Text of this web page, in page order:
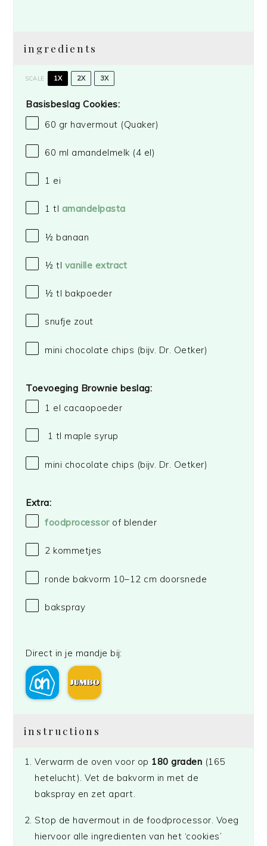
ingredients
SCALE 1X 2X 3X
Basisbeslag Cookies:
60 gr havermout (Quaker)
60 ml amandelmelk (4 el)
1 ei
1 tl amandelpasta
½ banaan
½ tl vanille extract
½ tl bakpoeder
snufje zout
mini chocolate chips (bijv. Dr. Oetker)
Toevoeging Brownie beslag:
1 el cacaopoeder
1 tl maple syrup
mini chocolate chips (bijv. Dr. Oetker)
Extra:
foodprocessor of blender
2 kommetjes
ronde bakvorm 10–12 cm doorsnede
bakspray
Direct in je mandje bij:
instructions
Verwarm de oven voor op 180 graden (165
hetelucht). Vet de bakvorm in met de
bakspray en zet apart.
Stop de havermout in de foodprocessor. Voeg
hiervoor alle ingredienten van het ‘cookies’